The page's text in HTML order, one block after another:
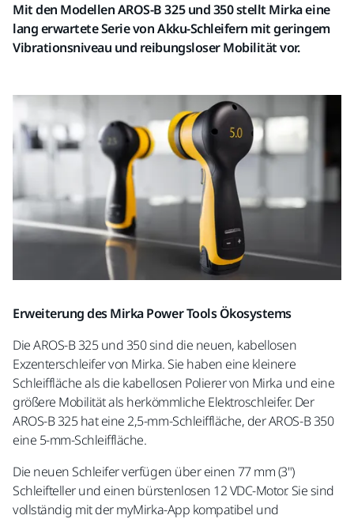
Mit den Modellen AROS-B 325 und 350 stellt Mirka eine
lang erwartete Serie von Akku-Schleifern mit geringem
Vibrationsniveau und reibungsloser Mobilität vor.
Erweiterung des Mirka Power Tools Ökosystems
Die AROS-B 325 und 350 sind die neuen, kabellosen
Exzenterschleifer von Mirka. Sie haben eine kleinere
Schleiffläche als die kabellosen Polierer von Mirka und eine
größere Mobilität als herkömmliche Elektroschleifer. Der
AROS-B 325 hat eine 2,5-mm-Schleiffläche, der AROS-B 350
eine 5-mm-Schleiffläche.
Die neuen Schleifer verfügen über einen 77 mm (3")
Schleifteller und einen bürstenlosen 12 VDC-Motor. Sie sind
vollständig mit der myMirka-App kompatibel und